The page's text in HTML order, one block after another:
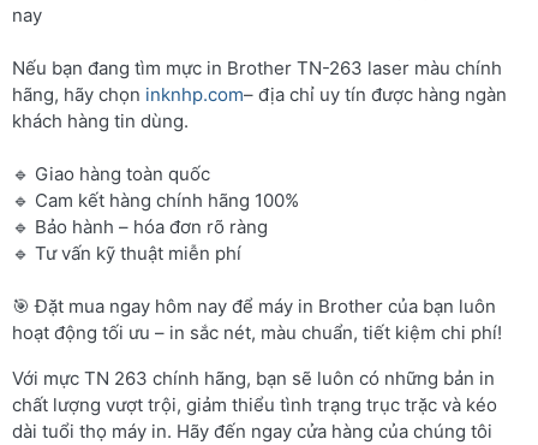
nay
Nếu bạn đang tìm mực in Brother TN-263 laser màu chính
hãng, hãy chọn inknhp.com– địa chỉ uy tín được hàng ngàn
khách hàng tin dùng.
🔹 Giao hàng toàn quốc
🔹 Cam kết hàng chính hãng 100%
🔹 Bảo hành – hóa đơn rõ ràng
🔹 Tư vấn kỹ thuật miễn phí
🎯 Đặt mua ngay hôm nay để máy in Brother của bạn luôn
hoạt động tối ưu – in sắc nét, màu chuẩn, tiết kiệm chi phí!
Với mực TN 263 chính hãng, bạn sẽ luôn có những bản in
chất lượng vượt trội, giảm thiểu tình trạng trục trặc và kéo
dài tuổi thọ máy in. Hãy đến ngay cửa hàng của chúng tôi